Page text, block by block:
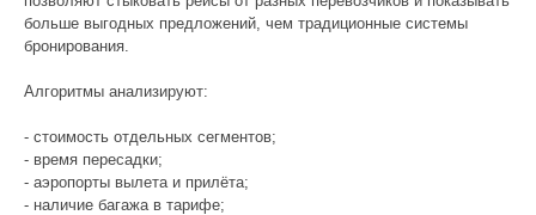
больше выгодных предложений, чем традиционные системы
бронирования.
Алгоритмы анализируют:
- стоимость отдельных сегментов;
- время пересадки;
- аэропорты вылета и прилёта;
- наличие багажа в тарифе;